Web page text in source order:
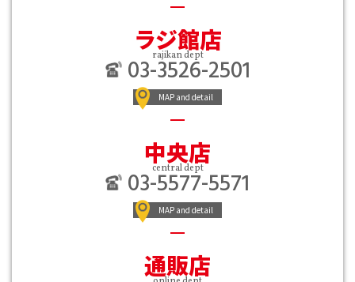
ラジ館店
rajikan dept
03-3526-2501
MAP and detail
中央店
central dept
03-5577-5571
MAP and detail
通販店